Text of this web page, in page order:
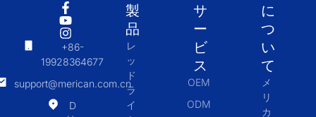
+86-
19928364677
support@merican.com.cn
D
製
品
レ
ッ
ド
ラ
イ
サ
ー
ビ
ス
OEM
ODM
に
つ
い
て
メ
リ
カ